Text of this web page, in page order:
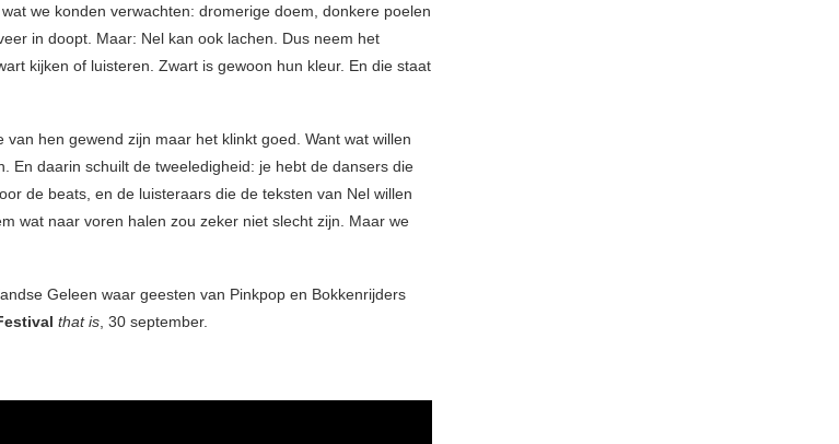
wat we konden verwachten: dromerige doem, donkere poelen
in doopt. Maar: Nel kan ook lachen. Dus neem het
kijken of luisteren. Zwart is gewoon hun kleur. En die staat
van hen gewend zijn maar het klinkt goed. Want wat willen
En daarin schuilt de tweeledigheid: je hebt de dansers die
de beats, en de luisteraars die de teksten van Nel willen
wat naar voren halen zou zeker niet slecht zijn. Maar we
Geleen waar geesten van Pinkpop en Bokkenrijders
that is, 30 september.